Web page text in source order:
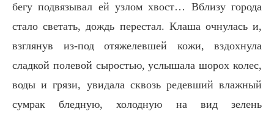
бегу подвязывал ей узлом хвост… Вблизу города
стало светать, дождь перестал. Клаша очнулась и,
взглянув из-под отяжелевшей кожи, вздохнула
сладкой полевой сыростью, услышала шорох колес,
воды и грязи, увидала сквозь редевший влажный
сумрак бледную, холодную на вид зелень